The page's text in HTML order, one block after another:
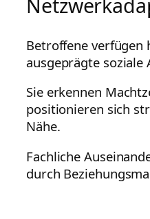
Betroffene verfügen
ausgeprägte soziale
Sie erkennen
positionieren sich
Nähe.
Fachliche
durch